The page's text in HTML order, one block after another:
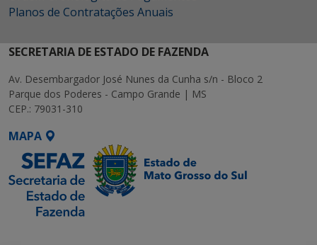
Planos de Contratações Anuais
SECRETARIA DE ESTADO DE FAZENDA
Av. Desembargador José Nunes da Cunha s/n - Bloco 2
Parque dos Poderes - Campo Grande | MS
CEP.: 79031-310
MAPA